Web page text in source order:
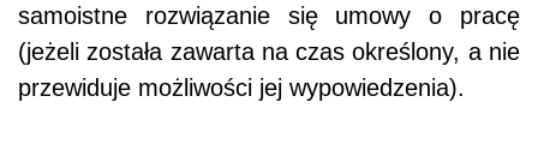
samoistne rozwiązanie się umowy o pracę
(jeżeli została zawarta na czas określony, a nie
przewiduje możliwości jej wypowiedzenia).